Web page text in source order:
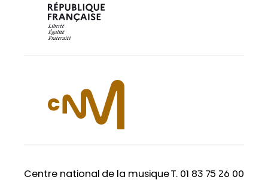
Centre national de la musiqueT. 01 83 75 26 00